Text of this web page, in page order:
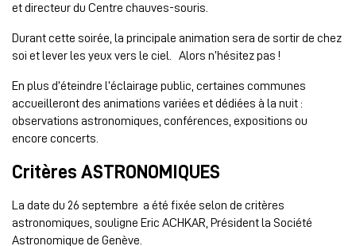
et directeur du Centre chauves-souris.
Durant cette soirée, la principale animation sera de sortir de chez
soi et lever les yeux vers le ciel. Alors n’hésitez pas !
En plus d’éteindre l’éclairage public, certaines communes
accueilleront des animations variées et dédiées à la nuit :
observations astronomiques, conférences, expositions ou
encore concerts.
Critères ASTRONOMIQUES
La date du 26 septembre a été fixée selon de critères
astronomiques, souligne Eric ACHKAR, Président la Société
Astronomique de Genève.